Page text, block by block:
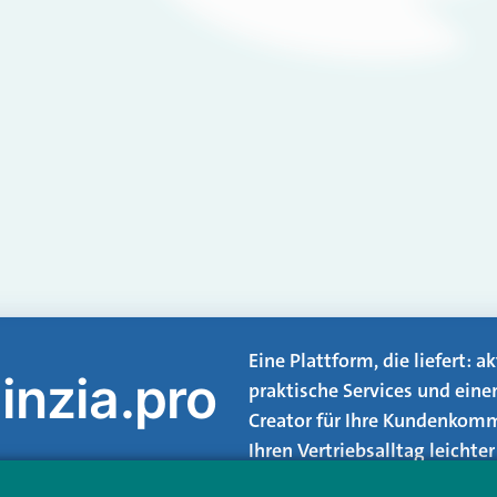
Eine Plattform, die liefert:
praktische Services und
Creator für Ihre
Ihren Vertriebsalltag